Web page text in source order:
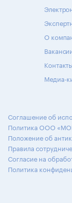
О
Контакты
Медиа-
Соглашение об
Политика ООО
Положение об
Правила
Согласие на
Политика